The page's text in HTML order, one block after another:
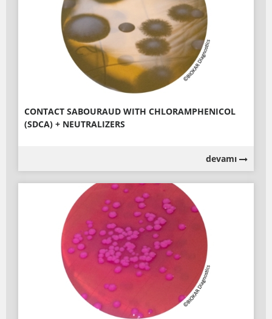
CONTACT SABOURAUD WITH CHLORAMPHENICOL
(SDCA) + NEUTRALIZERS
devamı